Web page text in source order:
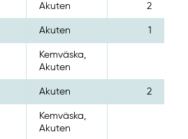
Akuten 2
Akuten 1
Kemväska,
Akuten
Akuten 2
Kemväska,
Akuten